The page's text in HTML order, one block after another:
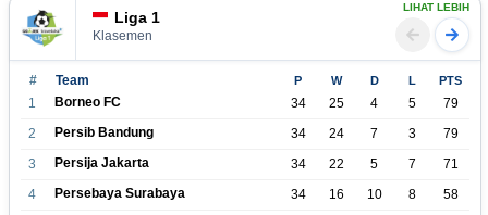
Liga 1
Klasemen
LIHAT LEBIH
# Team P W D L PTS
1 Borneo FC 34 25 4 5
79
2
Persib Bandung 34 24 7 3
79
3
Persija Jakarta 34 22 5 7
71
4
Persebaya Surabaya 34 16 10 8
58